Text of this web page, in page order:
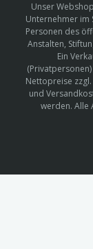
Unser
Unternehmer im
Personen des
Anstalten,
Ein
Nettopreise
und
werden. Alle